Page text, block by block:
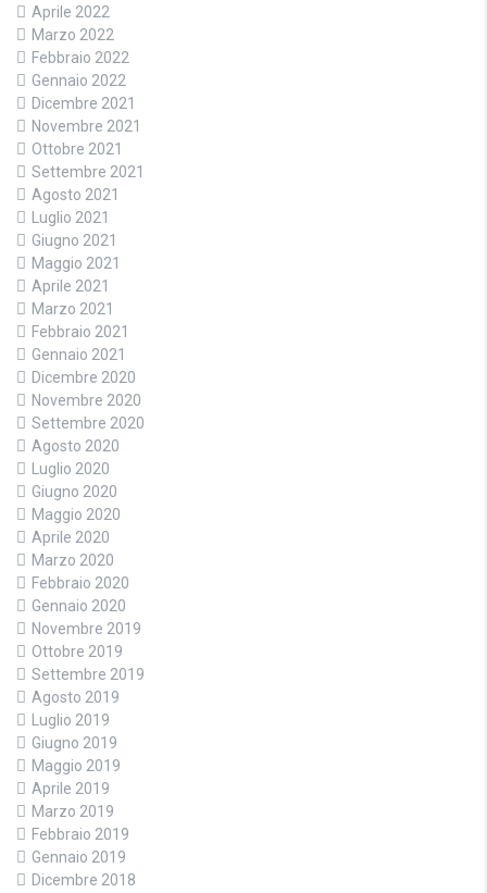
Aprile 2022
Marzo 2022
Febbraio 2022
Gennaio 2022
Dicembre 2021
Novembre 2021
Ottobre 2021
Settembre 2021
Agosto 2021
Luglio 2021
Giugno 2021
Maggio 2021
Aprile 2021
Marzo 2021
Febbraio 2021
Gennaio 2021
Dicembre 2020
Novembre 2020
Settembre 2020
Agosto 2020
Luglio 2020
Giugno 2020
Maggio 2020
Aprile 2020
Marzo 2020
Febbraio 2020
Gennaio 2020
Novembre 2019
Ottobre 2019
Settembre 2019
Agosto 2019
Luglio 2019
Giugno 2019
Maggio 2019
Aprile 2019
Marzo 2019
Febbraio 2019
Gennaio 2019
Dicembre 2018